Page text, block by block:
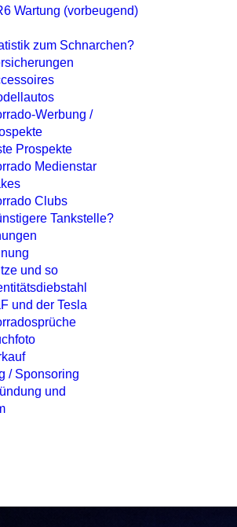
Wartung (vorbeugend)
zum Schnarchen?
Werbung /
Prospekte
Medienstar
Clubs
Tankstelle?
und so
und der Tesla
/ Sponsoring
und